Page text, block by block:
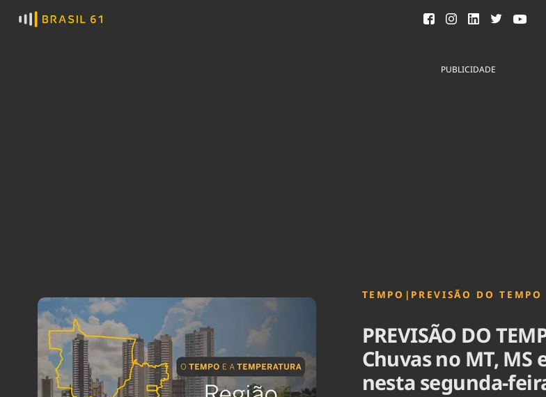
PUBLICIDADE
TEMPO | PREVISÃO DO TEMPO
PREVISÃO DO
Chuvas no MT, MS
nesta segunda-